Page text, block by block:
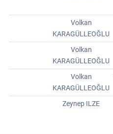
Volkan
KARAGÜLLEOĞLU
Volkan
KARAGÜLLEOĞLU
Volkan
KARAGÜLLEOĞLU
Zeynep ILZE